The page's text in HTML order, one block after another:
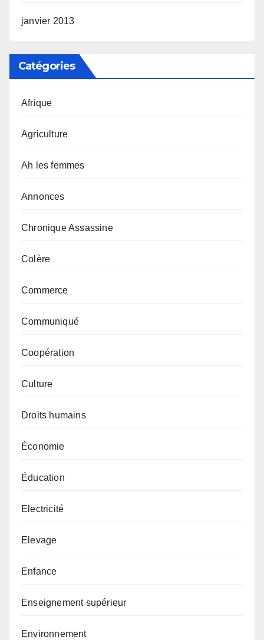
janvier 2013
Catégories
Afrique
Agriculture
Ah les femmes
Annonces
Chronique Assassine
Colère
Commerce
Communiqué
Coopération
Culture
Droits humains
Économie
Éducation
Electricité
Elevage
Enfance
Enseignement supérieur
Environnement